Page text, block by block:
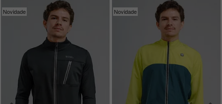
Novidade Novidade